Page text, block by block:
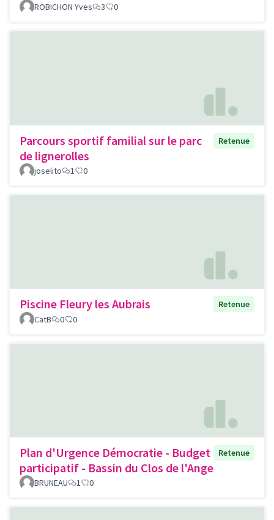
ROBICHON Yves
3 0
Parcours sportif familial sur le parc
de lignerolles
Retenue
joselito 1 0
Piscine Fleury les Aubrais
Retenue
CatB
0 0
Plan d'Urgence Démocratie - Budget
participatif - Bassin du Clos de l'Ange
Retenue
BRUNEAU 1 0